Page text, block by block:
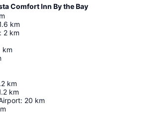
Comfort Inn By the Bay
km
: 2 km
km
km
km
: 20 km